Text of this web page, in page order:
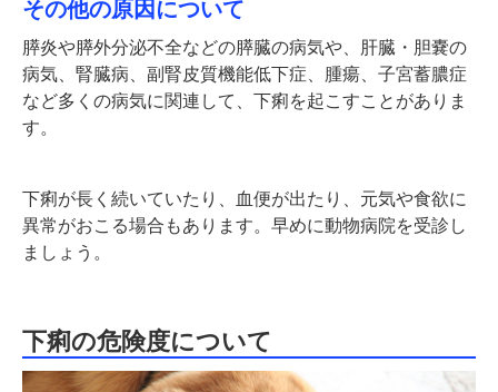
その他の原因について
膵炎や膵外分泌不全などの膵臓の病気や、肝臓・胆嚢の
病気、腎臓病、副腎皮質機能低下症、腫瘍、子宮蓄膿症
など多くの病気に関連して、下痢を起こすことがありま
す。
下痢が長く続いていたり、血便が出たり、元気や食欲に
異常がおこる場合もあります。早めに動物病院を受診し
ましょう。
下痢の危険度について